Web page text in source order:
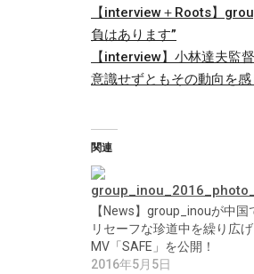
【interview＋Roots】
負はあります”
【interview】小林達夫監
意識せずともその動向を
関連
【News】group_inouが中国
リセーフな珍道中を繰り広げ
MV「SAFE」を公開！
2016年5月5日